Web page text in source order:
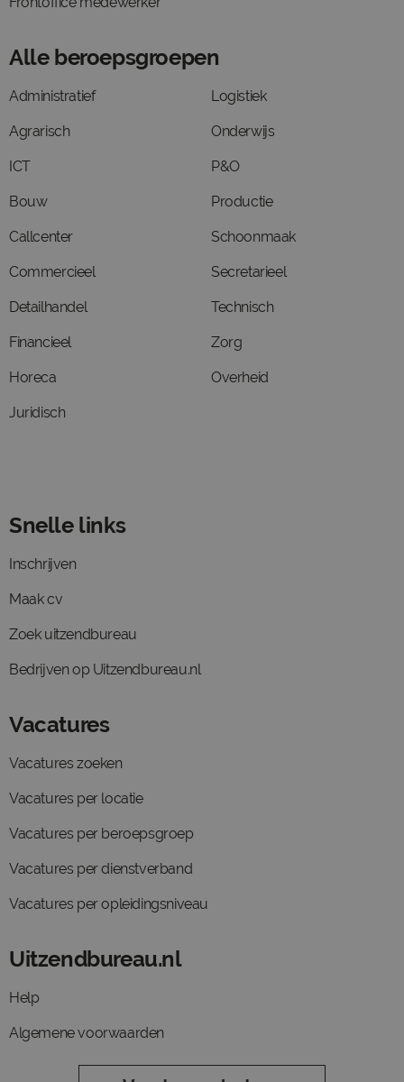
Alle beroepsgroepen
Administratief
Agrarisch
ICT
Bouw
Callcenter
Commercieel
Detailhandel
Financieel
Horeca
Juridisch
Logistiek
Onderwijs
P&O
Productie
Schoonmaak
Secretarieel
Technisch
Zorg
Overheid
Snelle links
Inschrijven
Maak cv
Zoek uitzendbureau
Bedrijven op Uitzendbureau.nl
Vacatures
Vacatures zoeken
Vacatures per locatie
Vacatures per beroepsgroep
Vacatures per dienstverband
Vacatures per opleidingsniveau
Uitzendbureau.nl
Help
Algemene voorwaarden